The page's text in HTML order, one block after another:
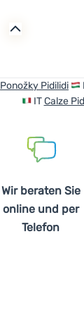
Ponožky Pidilidi
ITCalze
Wir beraten Sie
online und per
Telefon